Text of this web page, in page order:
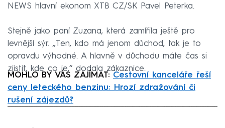
NEWS hlavní ekonom XTB CZ/SK Pavel Peterka.
Stejně jako paní Zuzana, která zamířila ještě pro
levnější sýr. „Ten, kdo má jenom důchod, tak je to
opravdu výhodné. A hlavně v důchodu máte čas si
zjistit, kde co je,“ dodala zákaznice.
MOHLO BY VÁS ZAJÍMAT: Cestovní kanceláře řeší
ceny leteckého benzinu: Hrozí zdražování či
rušení zájezdů?